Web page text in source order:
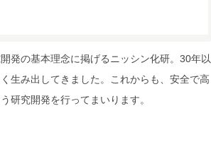
発の基本理念に掲げるニッシン化研。30年以
生み出してきました。これからも、安全で高
研究開発を行ってまいります。